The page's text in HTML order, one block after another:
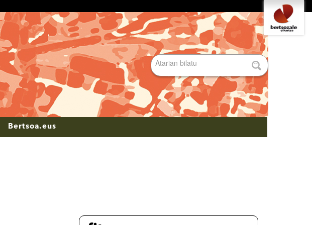
Tresna
pertsonalak
Bilatu atarian
Bilaketa
aurreratua…
Bertsoa.eus